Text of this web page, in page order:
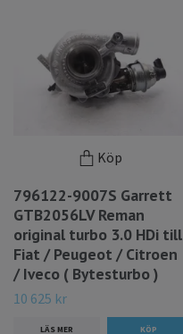
Köp
796122-9007S Garrett
GTB2056LV Reman
original turbo 3.0 HDi till
Fiat / Peugeot / Citroen
/ Iveco ( Bytesturbo )
10 625 kr
LÄS MER